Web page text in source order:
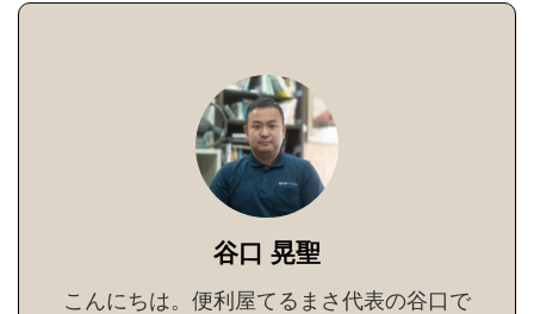
谷口 晃聖
こんにちは。便利屋てるまさ代表の谷口で